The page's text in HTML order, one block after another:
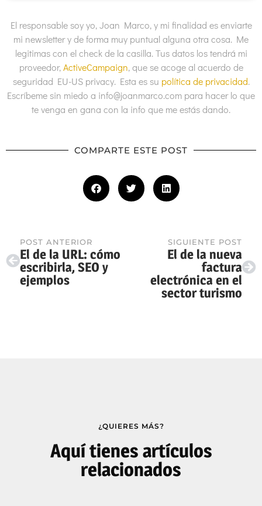
El responsable soy yo, Joan Marco, y mi finalidad es enviarte
mi newsletter y de forma muy puntual alguna otra cosa. Me
legitimas con el check de la casilla. Tus datos los tendrá mi
proveedor,ActiveCampaign, que se acoge al acuerdo de
seguridad EU-US privacy. Esta es su política de privacidad.
Escríbeme sin miedo a info@joanmarco.com para hacer lo que
te venga en gana con la info que me estás dando.
COMPARTE ESTE POST
POST ANTERIOR
El de la URL: cómo
escribirla, SEO y
ejemplos
SIGUIENTE POST
El de la nueva
factura
electrónica en el
sector turismo
¿QUIERES MÁS?
Aquí tienes artículos
relacionados